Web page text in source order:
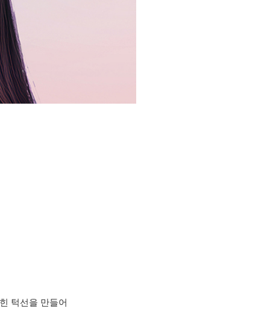
턱선을 만들어